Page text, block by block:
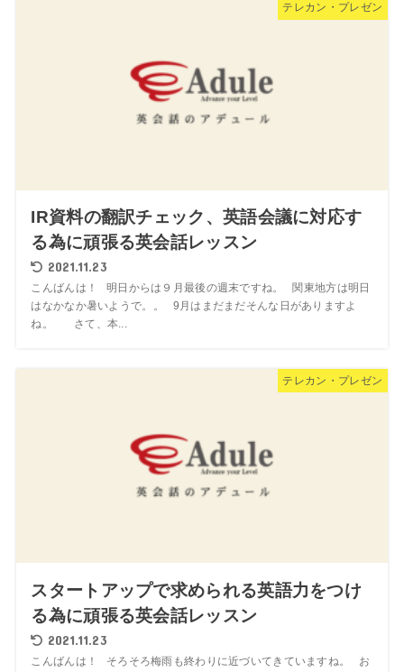
テレカン・プレゼン
IR資料の翻訳チェック、英語会議に対応す
る為に頑張る英会話レッスン
2021.11.23
こんばんは！ 明日からは９月最後の週末ですね。 関東地方は明日
はなかなか暑いようで。。 9月はまだまだそんな日がありますよ
ね。 さて、本...
テレカン・プレゼン
スタートアップで求められる英語力をつけ
る為に頑張る英会話レッスン
2021.11.23
こんばんは！ そろそろ梅雨も終わりに近づいてきていますね。 お